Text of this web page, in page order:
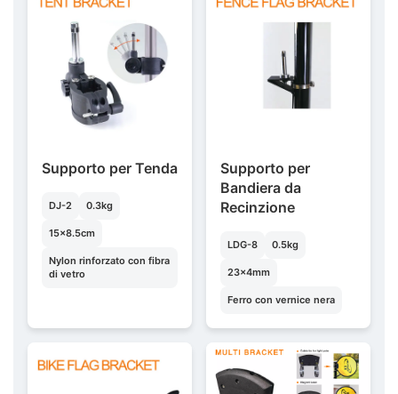
Supporto per Tenda
DJ-2 0.3kg
15×8.5cm
Nylon rinforzato con fibra
di vetro
Supporto per
Bandiera da
Recinzione
LDG-8 0.5kg
23×4mm
Ferro con vernice nera